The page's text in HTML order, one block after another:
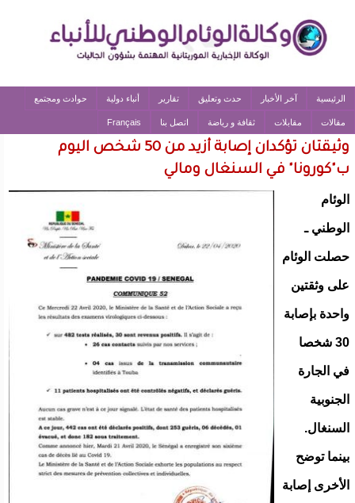
الرئيسية آخر الأخبار حدث وتعليق تقارير أنباء دولية حوادث ومجتمع
مقالات مقابلات ثقافة و رياضة اتصل بنا Français
وثيقتان تؤكدان إصابة أزيد من 50 شخص اليوم
ب"كورونا" في السنغال ومالي
الوئام
الوطني ـ
حصلت الوئام
على وثقتين
واحدة بإصابة
30 شخصا
في الجارة
الجنوبية
السنغال.
بينما توضح
الأخرى إصابة